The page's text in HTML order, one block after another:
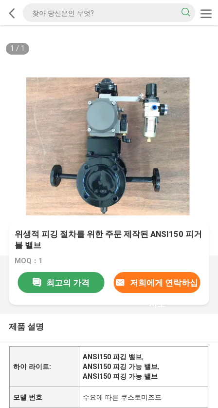
1 / 1
위생적 피깅 절차를 위한 주문 제작된 ANSI150 피거
블 밸브
MOQ：1
최고의 가격 저희에게 연락하십
시오
제품 설명
하이 라이트:
ANSI150 피깅 밸브,
ANSI150 피깅 가능 밸브,
ANSI150 피깅 가능 밸브
모델 번호 수요에 따른 쿠스토미즈드